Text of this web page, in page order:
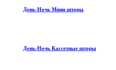
День-Ночь Мини шторы
День-Ночь Кассетные шторы